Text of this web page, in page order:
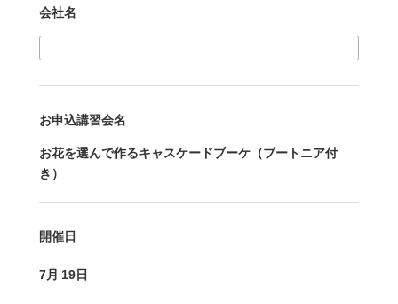
会社名
お申込講習会名
お花を選んで作るキャスケードブーケ（ブートニア付
き）
開催日
7月 19日